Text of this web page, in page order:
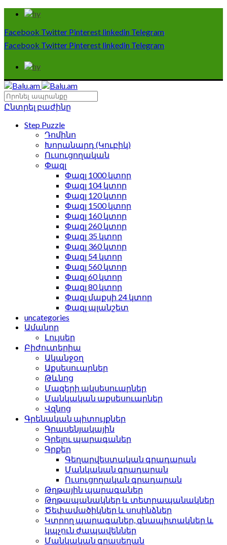
Facebook Twitter Pinterest linkedin Telegram
Facebook Twitter Pinterest linkedin Telegram
Ընտրել բաժինը
Step Puzzle
Դոմինո
Խորանարդ (Կուբիկ)
Ուսուցողական
Փազլ
Փազլ 1000 կտոր
Փազլ 104 կտոր
Փազլ 120 կտոր
Փազլ 1500 կտոր
Փազլ 160 կտոր
Փազլ 260 կտոր
Փազլ 35 կտոր
Փազլ 360 կտոր
Փազլ 54 կտոր
Փազլ 560 կտոր
Փազլ 60 կտոր
Փազլ 80 կտոր
Փազլ մաքսի 24 կտոր
Փազլ պլանշետ
uncategories
Ամանոր
Լույսեր
Բիժուտերիա
Ականջօղ
Աքսեսուարներ
Թևնոց
Մազերի ակսեսուարներ
Մանկական աքսեսուարներ
Վզնոց
Գրենական պիտույքներ
Գրասենյակային
Գրելու պարագաներ
Գրքեր
Գեղարվեստական գրադարան
Մանկական գրադարան
Ուսուցողական գրադարան
Թղթային պարագաներ
Թղթապանակներ և տետրապանակներ
Ծեփամածիկներ և սոսինձներ
Կտրող պարագաներ, գնապիտակներ և
կպչուն ժապավեններ
Մանկական գրասեղան